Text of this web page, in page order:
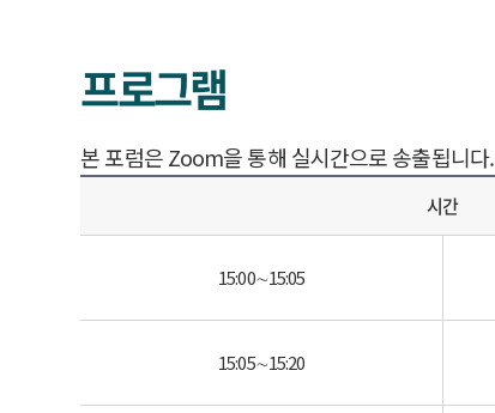
프로그램
본 포럼은 Zoom을 통해 실시간으로 송출됩니다.
시간
15:00∼15:05
15:05∼15:20